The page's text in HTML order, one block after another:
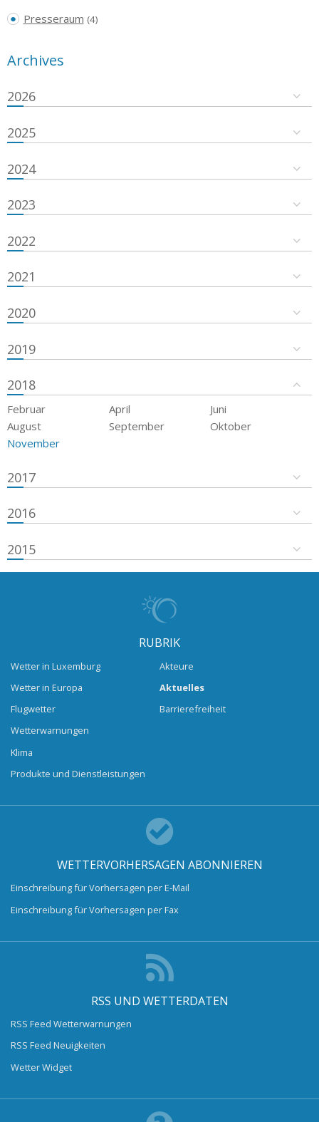
Presseraum (4)
Archives
2026
2025
2024
2023
2022
2021
2020
2019
2018
Februar April
Juni
August
September
Oktober
November
2017
2016
2015
RUBRIK
Wetter in Luxemburg
Wetter in Europa
Flugwetter
Wetterwarnungen
Klima
Produkte und Dienstleistungen
Akteure
Aktuelles
Barrierefreiheit
WETTERVORHERSAGEN ABONNIEREN
Einschreibung für Vorhersagen per E-Mail
Einschreibung für Vorhersagen per Fax
RSS UND WETTERDATEN
RSS Feed Wetterwarnungen
RSS Feed Neuigkeiten
Wetter Widget